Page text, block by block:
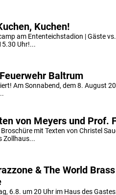
Kuchen!
am Ententeichstadion | Gäste vs.
Uhr!...
Baltrum
Am Sonnabend, dem 8. August
von Meyers und Prof.
mit Texten von Christel
Zollhaus...
& The World Brass
6.8. um 20 Uhr im Haus des